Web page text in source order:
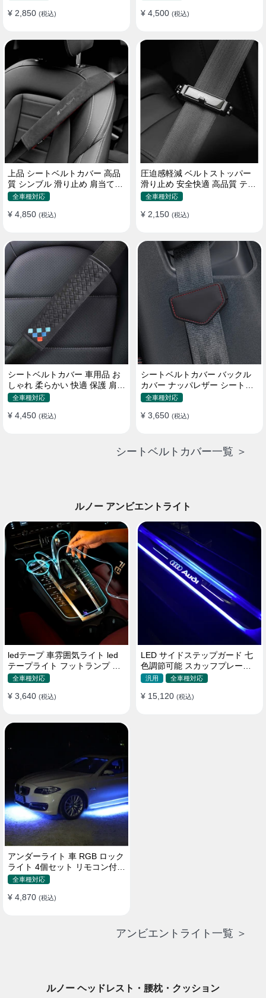
¥ 2,850 (税込) ¥ 4,500 (税込)
上品 シートベルトカバー 高品
質 シンブル 滑り止め 肩当てパ
ッド 圧迫感軽減
全車種対応
¥ 4,850 (税込)
圧迫感軽減 ベルトストッパー
滑り止め 安全快適 高品質 テー
プクリップ 快適 2個セット
全車種対応
¥ 2,150 (税込)
シートベルトカバー 車用品 お
しゃれ 柔らかい 快適 保護 肩当
てパッド 圧迫感軽減
全車種対応
¥ 4,450 (税込)
シートベルトカバー バックル
カバー ナッパレザー シートベ
ルトパッド 異音防止 傷防止 マ
全車種対応
¥ 3,650 (税込)
シートベルトカバー一覧 ＞
ルノー アンビエントライト
ledテープ 車雰囲気ライト led
テープライト フットランプ 車
内装飾 USB 3メートル
全車種対応
¥ 3,640 (税込)
LED サイドステップガード 七
色調節可能 スカッフプレート
汎用 全車種対応
¥ 15,120 (税込)
アンダーライト 車 RGB ロック
ライト 4個セット リモコン付き
ボタンスイッチ付き 多機能 車
水 おしゃれ
全車種対応
¥ 4,870 (税込)
アンビエントライト一覧 ＞
ルノー ヘッドレスト・腰枕・クッション